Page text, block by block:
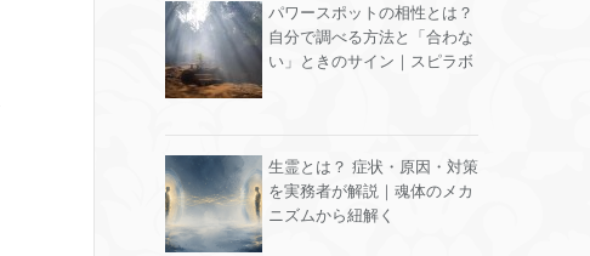
パワースポットの相性とは？
自分で調べる方法と「合わな
い」ときのサイン｜スピラボ
生霊とは？ 症状・原因・対策
を実務者が解説｜魂体のメカ
ニズムから紐解く